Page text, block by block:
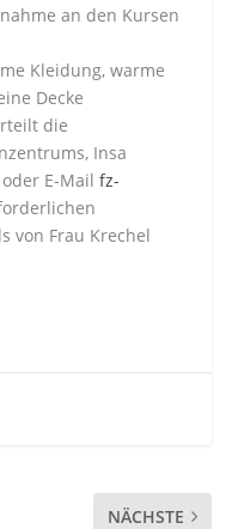
an den Kursen
Kleidung, warme
Decke
die
Insa
oder E-Mailfz-
von Frau Krechel
NÄCHSTE